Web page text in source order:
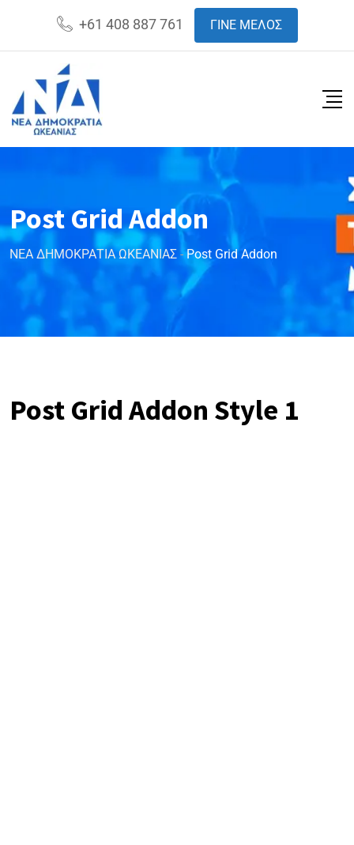
+61 408 887 761 ΓΙΝΕ ΜΕΛΟΣ
Post Grid Addon
ΝΕΑ ΔΗΜΟΚΡΑΤΙΑ ΩΚΕΑΝΙΑΣ -Post Grid Addon
Post Grid Addon Style 1